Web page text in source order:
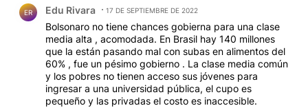
ER Edu Rivara 17 DE SEPTIEMBRE DE 2022
Bolsonaro no tiene chances gobierna para una clase
media alta , acomodada. En Brasil hay 140 millones
que la están pasando mal con subas en alimentos del
60% , fue un pésimo gobierno . La clase media común
y los pobres no tienen acceso sus jóvenes para
ingresar a una universidad pública, el cupo es
pequeño y las privadas el costo es inaccesible.